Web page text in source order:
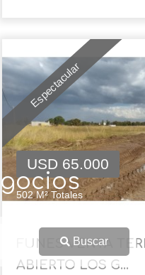
Buscar
Espectacular
USD 65.000
502 M² Totales
FUNES VENTA
ABIERTO LOS G...